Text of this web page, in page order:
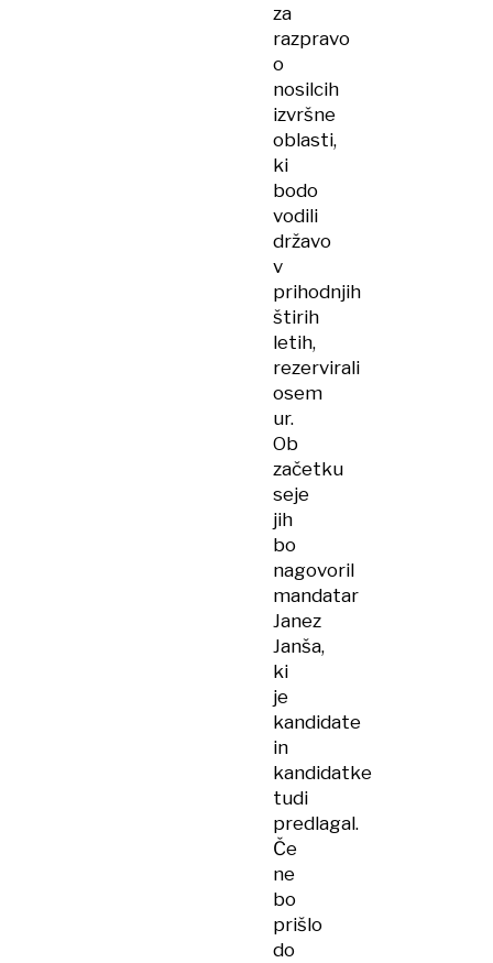
za
razpravo
o
nosilcih
izvršne
oblasti,
ki
bodo
vodili
državo
v
prihodnjih
štirih
letih,
rezervirali
osem
ur.
Ob
začetku
seje
jih
bo
nagovoril
mandatar
Janez
Janša,
ki
je
kandidate
in
kandidatke
tudi
predlagal.
Če
ne
bo
prišlo
do